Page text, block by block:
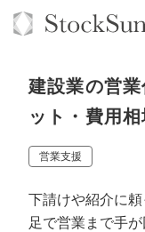
オーダーメイド支援
TOP
BPO支援
建設業の営
ット・費用
営業支援
下請けや紹介に
足で営業まで手